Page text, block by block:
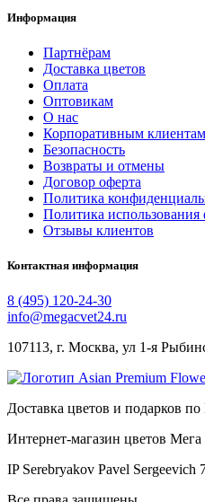
Информация
Партнёрам
Доставка цветов
Оплата
Оптовикам
О нас
Корпоративным клиентам
Безопасность
Возвраты и отмены
Договор оферта
Политика
Политика использования
Отзывы клиентов
Контактная информация
8 (495) 120-24-30
info@megacvet24.ru
107113, г. Москва, ул 1-я
Доставка цветов и подарков
Интернет-магазин цветов
IP Serebryakov Pavel Sergeevich